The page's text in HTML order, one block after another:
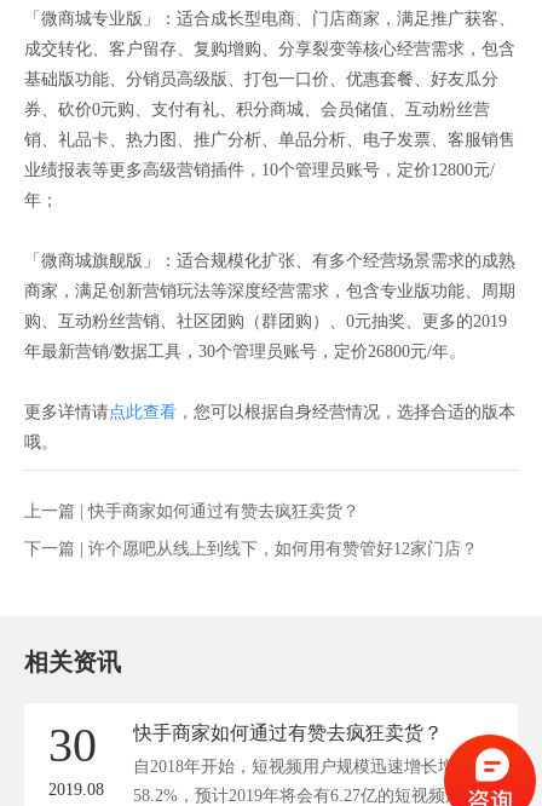
「微商城专业版」：适合成长型电商、门店商家，满足推广获客、
成交转化、客户留存、复购增购、分享裂变等核心经营需求，包含
基础版功能、分销员高级版、打包一口价、优惠套餐、好友瓜分
券、砍价0元购、支付有礼、积分商城、会员储值、互动粉丝营
销、礼品卡、热力图、推广分析、单品分析、电子发票、客服销售
业绩报表等更多高级营销插件，10个管理员账号，定价12800元/
年；
「微商城旗舰版」：适合规模化扩张、有多个经营场景需求的成熟
商家，满足创新营销玩法等深度经营需求，包含专业版功能、周期
购、互动粉丝营销、社区团购（群团购）、0元抽奖、更多的2019
年最新营销/数据工具，30个管理员账号，定价26800元/年。
更多详情请点此查看 ，您可以根据自身经营情况，选择合适的版本
哦。
上一篇 |快手商家如何通过有赞去疯狂卖货？
下一篇 | 许个愿吧从线上到线下，如何用有赞管好12家门店？
相关资讯
30
2019.08
快手商家如何通过有赞去疯狂卖货？
自2018年开始，短视频用户规模迅速增长增速达
58.2%，预计2019年将会有6.27亿的短视频用